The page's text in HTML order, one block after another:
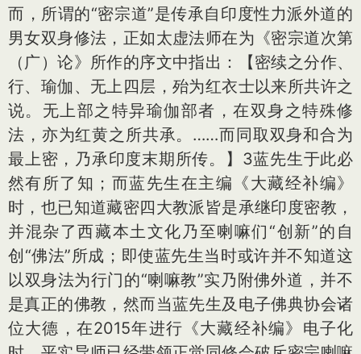
而，所谓的“密宗道”是传承自印度性力派外道的
男女双身修法，正如太虚法师在为《密宗道次第
（广）论》所作的序文中指出：【密续之分作、
行、瑜伽、无上四层，殆为红衣士以来所共许之
说。无上部之特异瑜伽部者，在双身之特殊修
法，亦为红黄之所共承。……而同取双身和合为
最上密，乃承印度末期所传。】3蓝先生于此必
然有所了知；而蓝先生在主编《大藏经补编》
时，也已知道藏密四大教派皆是承继印度密教，
并混杂了西藏本土文化乃至喇嘛们“创新”的自
创“佛法”所成；即使蓝先生当时或许并不知道这
以双身法为行门的“喇嘛教”实乃附佛外道，并不
是真正的佛教，然而当蓝先生及电子佛典协会诸
位大德，在2015年进行《大藏经补编》电子化